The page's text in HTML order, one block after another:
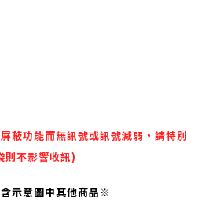
蔽功能而無訊號或訊號減弱，請特別
則不影響收訊)
示意圖中其他商品※